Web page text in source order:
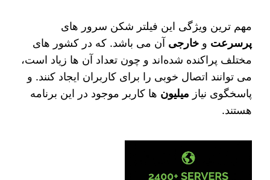
مهم ترین ویژگی این فیلتر شکن سرور های
پرسرعت وخارجی آن می‌ باشد. که در کشور های
مختلف پراکنده شده‌اند و چون تعداد آن ها زیاد است،
می‌ توانند اتصال خوبی را برای کاربران ایجاد کنند. و
پاسخگوی نیاز میلیون‌ ها کاربر موجود در این برنامه
هستند.